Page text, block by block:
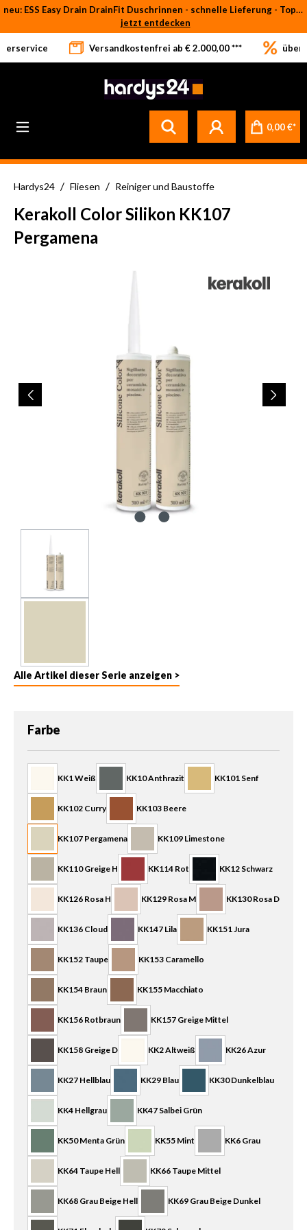
Zum Hauptinhalt springen
neu: ESS Easy Drain DrainFit Duschrinnen - schnelle Lieferung - Top-Preise
jetzt entdecken
Versandkostenfrei ab € 2.000,00 *** über
0,00 €*
Hardys24 / Fliesen / Reiniger und Baustoffe
Kerakoll Color Silikon KK107
Pergamena
Alle Artikel dieser Serie anzeigen >
Farbe
KK1 Weiß KK10 Anthrazit KK101 Senf
KK102 Curry KK103 Beere
KK107 Pergamena KK109 Limestone
KK110 Greige H KK114 Rot KK12 Schwarz
KK126 Rosa H KK129 Rosa M KK130 Rosa D
KK136 Cloud KK147 Lila KK151 Jura
KK152 Taupe KK153 Caramello
KK154 Braun KK155 Macchiato
KK156 Rotbraun KK157 Greige Mittel
KK158 Greige D KK2 Altweiß KK26 Azur
KK27 Hellblau KK29 Blau KK30 Dunkelblau
KK4 Hellgrau KK47 Salbei Grün
KK50 Menta Grün KK55 Mint KK6 Grau
KK64 Taupe Hell KK66 Taupe Mittel
KK68 Grau Beige Hell KK69 Grau Beige Dunkel